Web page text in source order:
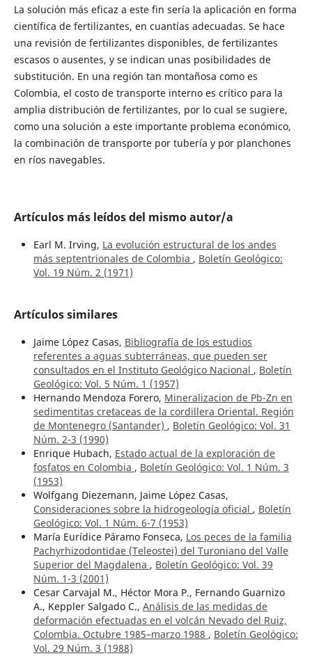
La solución más eficaz a este fin sería la aplicación en forma
científica de fertilizantes, en cuantías adecuadas. Se hace
una revisión de fertilizantes disponibles, de fertilizantes
escasos o ausentes, y se indican unas posibilidades de
substitución. En una región tan montañosa como es
Colombia, el costo de transporte interno es crítico para la
amplia distribución de fertilizantes, por lo cual se sugiere,
como una solución a este importante problema económico,
la combinación de transporte por tubería y por planchones
en ríos navegables.
Artículos más leídos del mismo autor/a
Earl M. Irving, La evolución estructural de los andes
más septentrionales de Colombia , Boletín Geológico:
Vol. 19 Núm. 2 (1971)
Artículos similares
Jaime López Casas, Bibliografía de los estudios
referentes a aguas subterráneas, que pueden ser
consultados en el Instituto Geológico Nacional , Boletín
Geológico: Vol. 5 Núm. 1 (1957)
Hernando Mendoza Forero, Mineralizacion de Pb-Zn en
sedimentitas cretaceas de la cordillera Oriental. Región
de Montenegro (Santander) , Boletín Geológico: Vol. 31
Núm. 2-3 (1990)
Enrique Hubach, Estado actual de la exploración de
fosfatos en Colombia , Boletín Geológico: Vol. 1 Núm. 3
(1953)
Wolfgang Diezemann, Jaime López Casas,
Consideraciones sobre la hidrogeología oficial , Boletín
Geológico: Vol. 1 Núm. 6-7 (1953)
María Eurídice Páramo Fonseca, Los peces de la familia
Pachyrhizodontidae (Teleostei) del Turoniano del Valle
Superior del Magdalena , Boletín Geológico: Vol. 39
Núm. 1-3 (2001)
Cesar Carvajal M., Héctor Mora P., Fernando Guarnizo
A., Keppler Salgado C., Análisis de las medidas de
deformación efectuadas en el volcán Nevado del Ruiz,
Colombia. Octubre 1985–marzo 1988 , Boletín Geológico:
Vol. 29 Núm. 3 (1988)